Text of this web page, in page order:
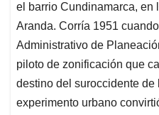
A
p
p
o
o
k
d
I
n
d
s
el barrio Cundinamarca, en
Aranda. Corría 1951
Administrativo de
piloto de zonificación que
destino del suroccidente de
experimento urbano